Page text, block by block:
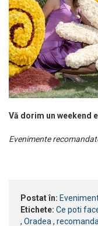
Vă dorim un weekend
Evenimente
Postat în:
Etichete: Ce poti
, Oradea ,